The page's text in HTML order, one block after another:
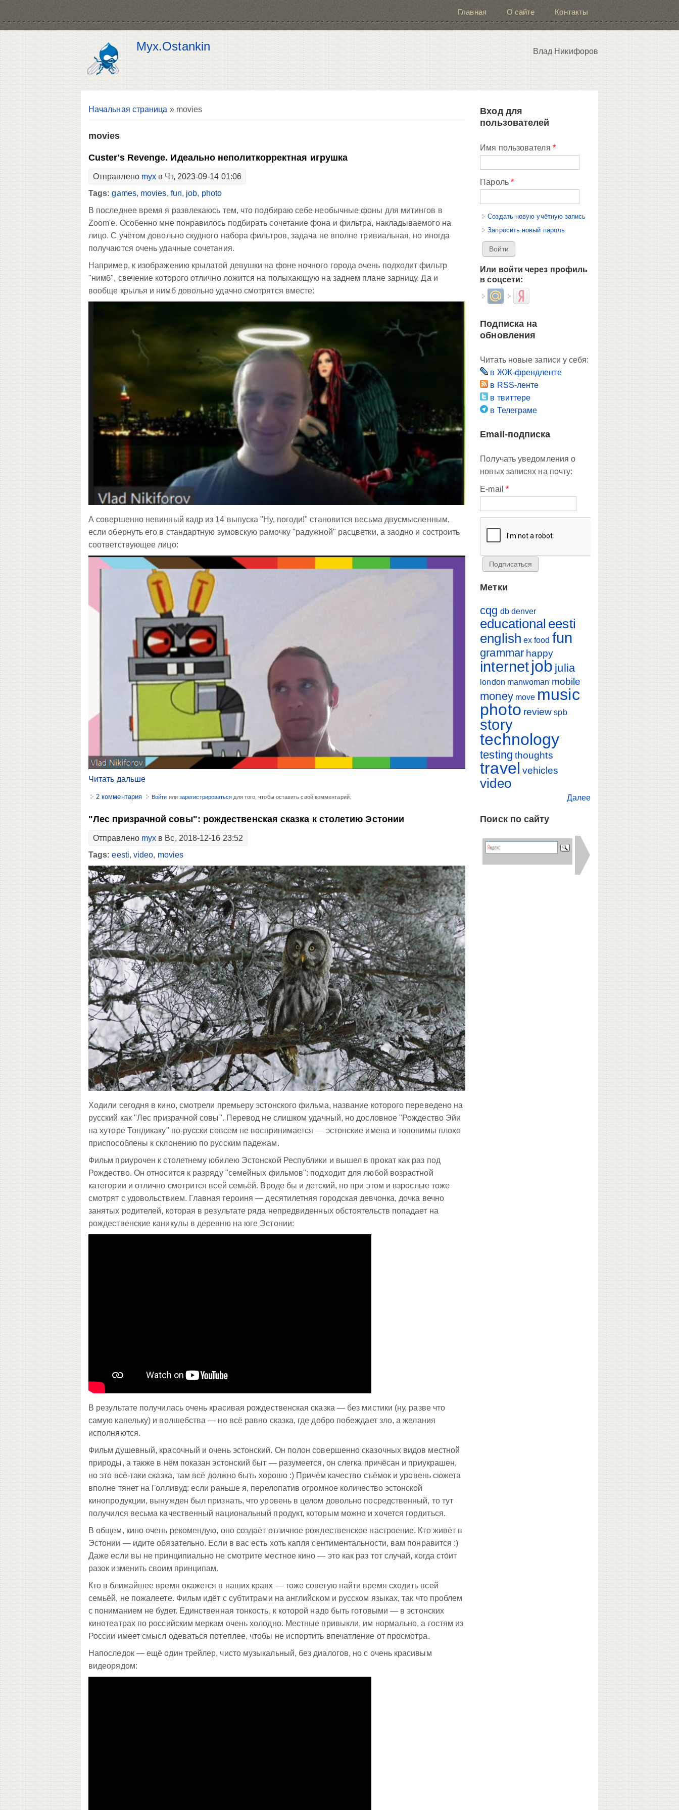
Главная О сайте Контакты
Myx.Ostankin Влад Никифоров
Вы здесь
Начальная страница » movies
movies
Custer's Revenge. Идеально неполиткорректная игрушка
Отправлено myx в Чт, 2023-09-14 01:06
Tags:games, movies, fun, job, photo
В последнее время я развлекаюсь тем, что подбираю себе необычные фоны для митингов в
Zoom'е. Особенно мне понравилось подбирать сочетание фона и фильтра, накладываемого на
лицо. С учётом довольно скудного набора фильтров, задача не вполне тривиальная, но иногда
получаются очень удачные сочетания.
Например, к изображению крылатой девушки на фоне ночного города очень подходит фильтр
"нимб", свечение которого отлично ложится на полыхающую на заднем плане зарницу. Да и
вообще крылья и нимб довольно удачно смотрятся вместе:
А совершенно невинный кадр из 14 выпуска "Ну, погоди!" становится весьма двусмысленным,
если обернуть его в стандартную зумовскую рамочку "радужной" расцветки, а заодно и состроить
соответствующее лицо:
Читать дальше
2 комментария Войти или зарегистрироваться для того, чтобы оставить свой комментарий.
"Лес призрачной совы": рождественская сказка к столетию Эстонии
Отправлено myx в Вс, 2018-12-16 23:52
Tags:eesti,video, movies
Ходили сегодня в кино, смотрели премьеру эстонского фильма, название которого переведено на
русский как "Лес призрачной совы". Перевод не слишком удачный, но дословное "Рождество Эйи
на хуторе Тондикаку" по-русски совсем не воспринимается — эстонские имена и топонимы плохо
приспособлены к склонению по русским падежам.
Фильм приурочен к столетнему юбилею Эстонской Республики и вышел в прокат как раз под
Рождество. Он относится к разряду "семейных фильмов": подходит для любой возрастной
категории и отлично смотрится всей семьёй. Вроде бы и детский, но при этом и взрослые тоже
смотрят с удовольствием. Главная героиня — десятилетняя городская девчонка, дочка вечно
занятых родителей, которая в результате ряда непредвиденных обстоятельств попадает на
рождественские каникулы в деревню на юге Эстонии:
В результате получилась очень красивая рождественская сказка — без мистики (ну, разве что
самую капельку) и волшебства — но всё равно сказка, где добро побеждает зло, а желания
исполняются.
Фильм душевный, красочный и очень эстонский. Он полон совершенно сказочных видов местной
природы, а также в нём показан эстонский быт — разумеется, он слегка причёсан и приукрашен,
но это всё-таки сказка, там всё должно быть хорошо :) Причём качество съёмок и уровень сюжета
вполне тянет на Голливуд: если раньше я, перелопатив огромное количество эстонской
кинопродукции, вынужден был признать, что уровень в целом довольно посредственный, то тут
получился весьма качественный национальный продукт, которым можно и хочется гордиться.
В общем, кино очень рекомендую, оно создаёт отличное рождественское настроение. Кто живёт в
Эстонии — идите обязательно. Если в вас есть хоть капля сентиментальности, вам понравится :)
Даже если вы не принципиально не смотрите местное кино — это как раз тот случай, когда сто́ит
разок изменить своим принципам.
Кто в ближайшее время окажется в наших краях — тоже советую найти время сходить всей
семьёй, не пожалеете. Фильм идёт с субтитрами на английском и русском языках, так что проблем
с пониманием не будет. Единственная тонкость, к которой надо быть готовыми — в эстонских
кинотеатрах по российским меркам очень холодно. Местные привыкли, им нормально, а гостям из
России имеет смысл одеваться потеплее, чтобы не испортить впечатление от просмотра.
Напоследок — ещё один трейлер, чисто музыкальный, без диалогов, но с очень красивым
видеорядом:
Вход для
пользователей
Имя пользователя *
Пароль *
Создать новую учётную запись
Запросить новый пароль
Или войти через профиль
в соцсети:
Login with Mail.ruLogin with Яндекс
Подписка на
обновления
Читать новые записи у себя:
в ЖЖ-френдленте
в RSS-ленте
в твиттере
в Телеграме
Email-подписка
Получать уведомления о
новых записях на почту:
E-mail *
Метки
cqg db denver
educational eesti
english ex food fun
grammar happy
internetjob julia
london manwoman mobile
money move music
photo review spb
story
technology
testing thoughts
travel vehicles
video
Далее
Поиск по сайту